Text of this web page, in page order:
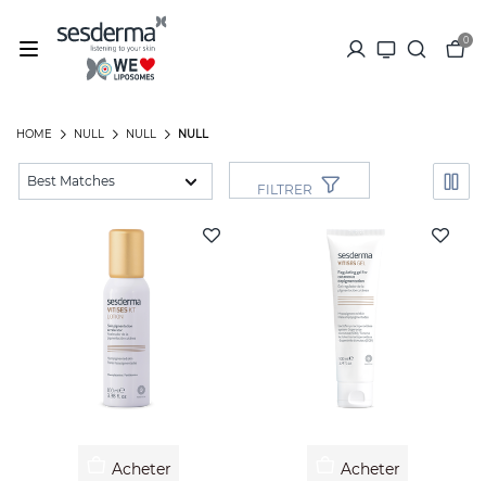
0
NULL
NULL
NULL
HOME
FILTRER
Acheter Acheter